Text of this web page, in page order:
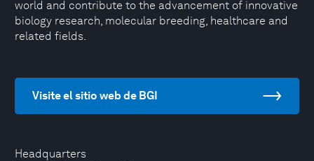
Headquarters
world and contribute to the advancement of innovative
biology research, molecular breeding, healthcare and
related fields.
Visite el sitio web de BGI